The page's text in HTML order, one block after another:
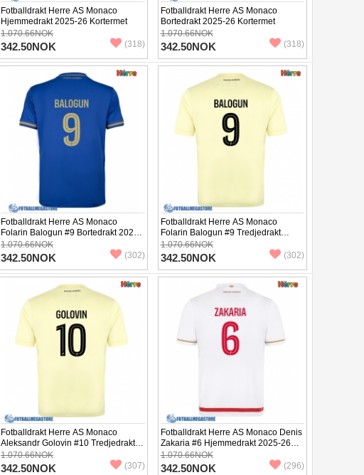
Fotballdrakt Herre AS Monaco
Hjemmedrakt 2025-26 Kortermet
1.070.66NOK
342.50NOK (318)
Fotballdrakt Herre AS Monaco
Bortedrakt 2025-26 Kortermet
1.070.66NOK
342.50NOK (318)
Fotballdrakt Herre AS Monaco
Folarin Balogun #9 Bortedrakt 2025-
26 Kortermet
1.070.66NOK
342.50NOK (302)
Fotballdrakt Herre AS Monaco
Folarin Balogun #9 Tredjedrakt
2025-26 Kortermet
1.070.66NOK
342.50NOK (302)
Fotballdrakt Herre AS Monaco
Aleksandr Golovin #10 Tredjedrakt
2025-26 Kortermet
1.070.66NOK
342.50NOK (307)
Fotballdrakt Herre AS Monaco Denis
Zakaria #6 Hjemmedrakt 2025-26
Kortermet
1.070.66NOK
342.50NOK (296)